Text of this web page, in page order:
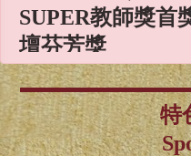
壇芬芳獎
賀！本系
副教授榮獲國科
計畫補助
特